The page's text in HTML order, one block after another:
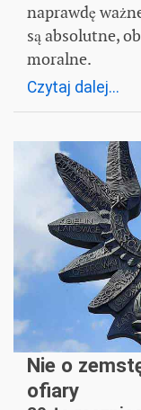
naprawdę
są absolutne,
moralne.
Czytaj dalej...
Nie o
ofiary